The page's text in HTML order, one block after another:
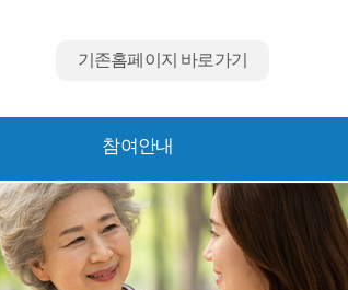
기존홈페이지 바로가기
참여안내